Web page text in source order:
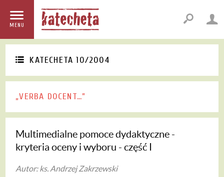
MENU
KATECHETA 10/2004
„VERBA DOCENT…”
Multimedialne pomoce dydaktyczne -
kryteria oceny i wyboru - część I
Autor: ks. Andrzej Zakrzewski